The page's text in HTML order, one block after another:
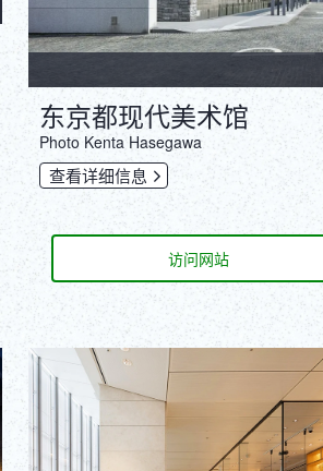
东京都现代美术馆
‎Photo Kenta Hasegawa
查看详细信息
访问网站